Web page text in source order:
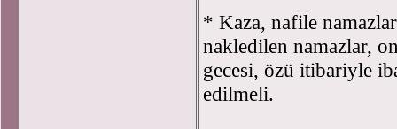
* Kaza, nafile
nakledilen namazlar,
gecesi, özü itibariyle
edilmeli.